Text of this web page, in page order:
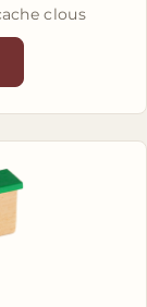
clous